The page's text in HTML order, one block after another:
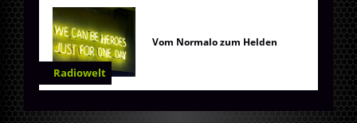
Radiowelt
Vom Normalo zum Helden